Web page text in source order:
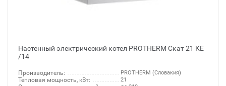
Настенный электрический котел PROTHERM Скат 21 КЕ
/14
Производитель: PROTHERM (Словакия)
Тепловая мощность, кВт: 21